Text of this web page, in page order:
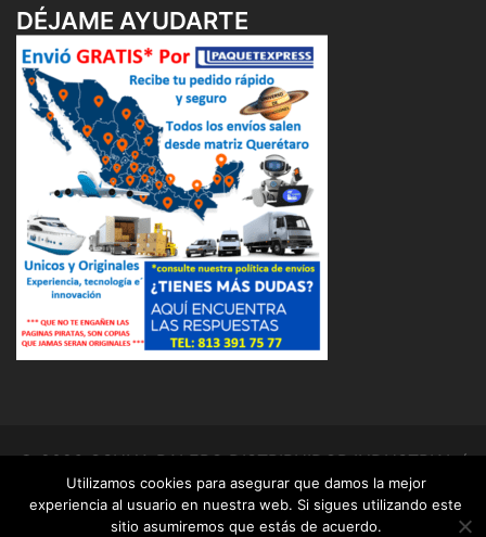
DÉJAME AYUDARTE
© 2026 OSUNA BALERO DISTRIBUIDOR INDUSTRIAL (
OBD ). Funciona gracias a Sydney
Utilizamos cookies para asegurar que damos la mejor
experiencia al usuario en nuestra web. Si sigues utilizando este
sitio asumiremos que estás de acuerdo.